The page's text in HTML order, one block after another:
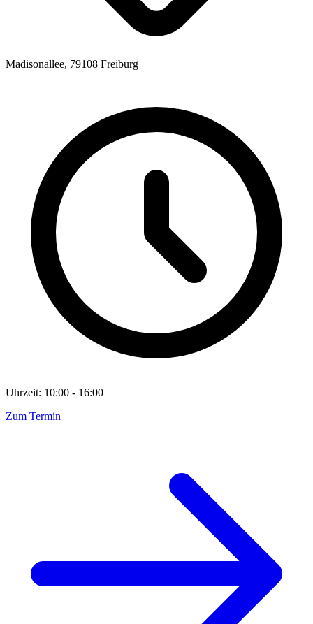
Madisonallee, 79108 Freiburg
Uhrzeit: 10:00 - 16:00
Zum Termin